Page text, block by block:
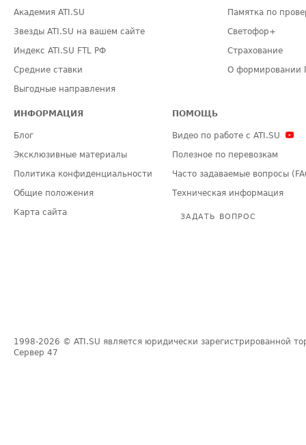
Академия ATI.SU
Звезды ATI.SU на вашем сайте
Индекс ATI.SU FTL РФ
Средние ставки
Выгодные направления
Памятка по
Светофор+
Страхование
О формировании
ИНФОРМАЦИЯ
Блог
Эксклюзивные материалы
Политика конфиденциальности
Общие положения
Карта сайта
ПОМОЩЬ
Видео по работе с ATI.SU
Полезное по перевозкам
Часто задаваемые вопросы
Техническая информация
ЗАДАТЬ ВОПРОС
1998-2026 © ATI.SU является юридически зарегистрированной
Сервер 47